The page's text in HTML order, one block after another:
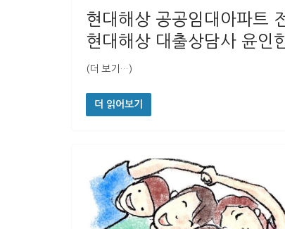
현대해상 공공임대아파트
현대해상 대출상담사 윤인
(더 보기…)
더 읽어보기